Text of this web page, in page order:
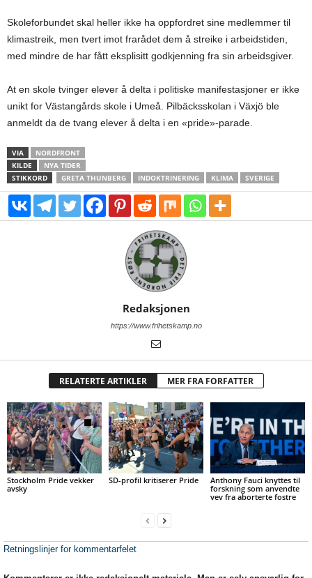
Skoleforbundet skal heller ikke ha oppfordret sine medlemmer til
klimastreik, men tvert imot frarådet dem å streike i arbeidstiden,
med mindre de har fått eksplisitt godkjenning fra sin arbeidsgiver.
At en skole tvinger elever å delta i politiske manifestasjoner er ikke
unikt for Västangårds skole i Umeå. Pilbäcksskolan i Växjö ble
anmeldt da de tvang elever å delta i en «pride»-parade.
VIA
NORDFRONT
KILDE
NYA TIDER
STIKKORD
GRETA THUNBERG INDOKTRINERING KLIMA SVERIGE
Redaksjonen
https://www.frihetskamp.no
RELATERTE ARTIKLER MER FRA FORFATTER
Stockholm Pride vekker
avsky
SD-profil kritiserer Pride
Anthony Fauci knyttes til
forskning som anvendte
vev fra aborterte fostre
Retningslinjer for kommentarfelet